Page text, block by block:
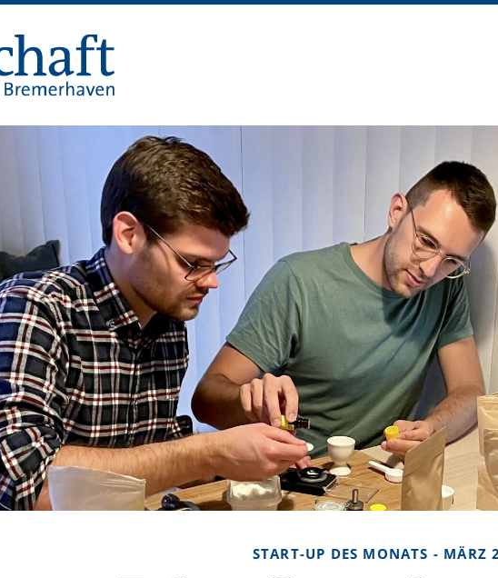
START-UP DES MONATS - MÄRZ